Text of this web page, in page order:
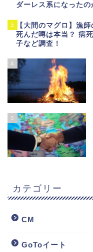
ダーレス系になったの
3
【大間のマグロ】漁
死んだ噂は本当？ 病
子など調査！
4
5
カテゴリー
CM
GoToイート